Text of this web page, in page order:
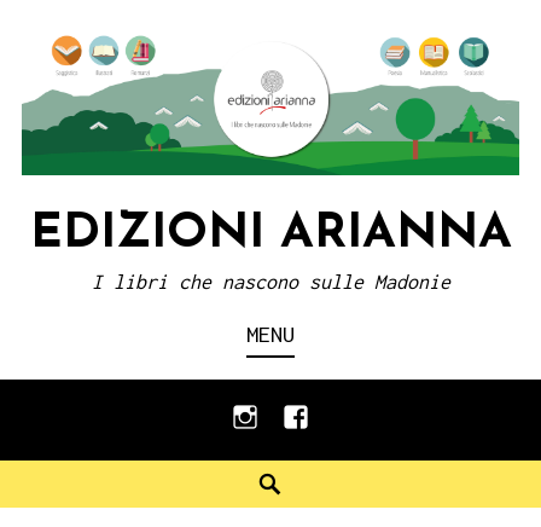
content
EDIZIONI ARIANNA
I libri che nascono sulle Madonie
MENU
instagramfacebook